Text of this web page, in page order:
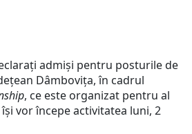
admiși pentru posturile de
Dâmbovița, în cadrul
, ce este organizat pentru al
vor începe activitatea luni, 2